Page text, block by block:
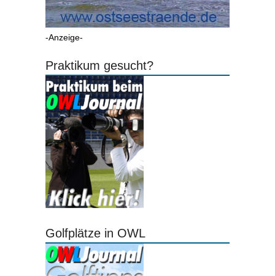
-Anzeige-
Praktikum gesucht?
Golfplätze in OWL